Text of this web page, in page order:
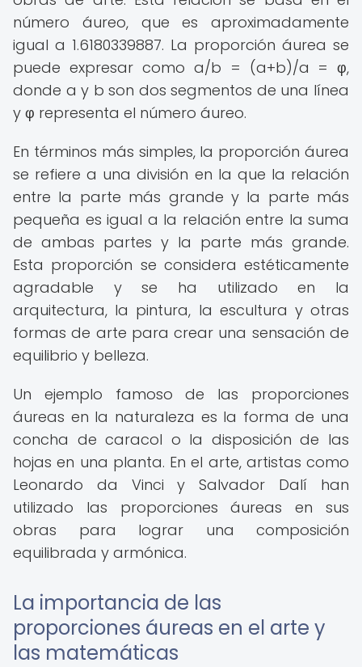
número áureo, que es aproximadamente
igual a 1.6180339887. La proporción áurea se
puede expresar como a/b = (a+b)/a = φ,
donde a y b son dos segmentos de una línea
y φ representa el número áureo.
En términos más simples, la proporción áurea
se refiere a una división en la que la relación
entre la parte más grande y la parte más
pequeña es igual a la relación entre la suma
de ambas partes y la parte más grande.
Esta proporción se considera estéticamente
agradable y se ha utilizado en la
arquitectura, la pintura, la escultura y otras
formas de arte para crear una sensación de
equilibrio y belleza.
Un ejemplo famoso de las proporciones
áureas en la naturaleza es la forma de una
concha de caracol o la disposición de las
hojas en una planta. En el arte, artistas como
Leonardo da Vinci y Salvador Dalí han
utilizado las proporciones áureas en sus
obras para lograr una composición
equilibrada y armónica.
La importancia de las
proporciones áureas en el arte y
las matemáticas